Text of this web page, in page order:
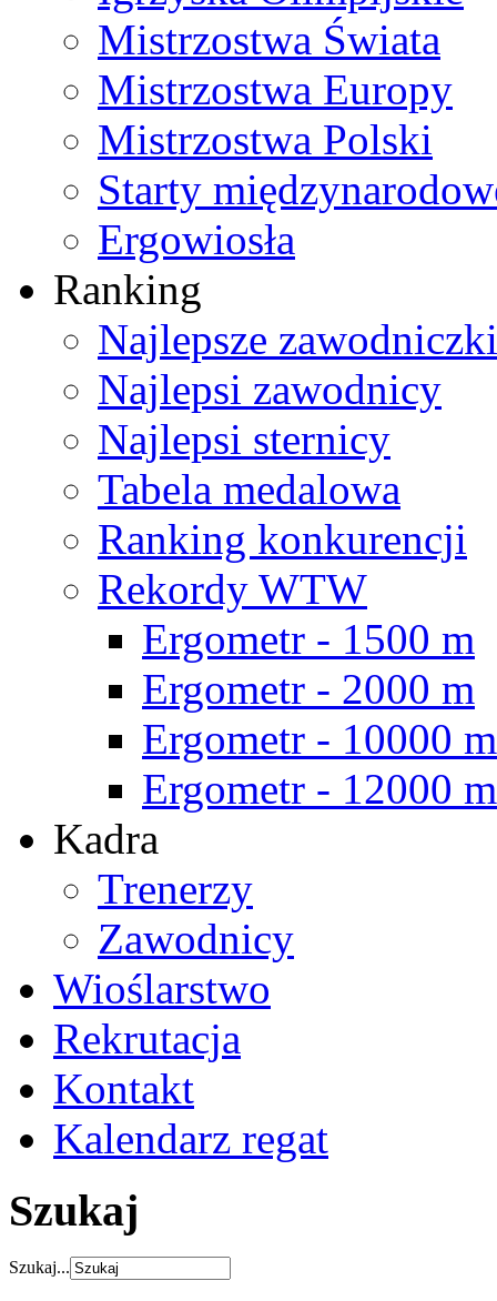
Mistrzostwa Świata
Mistrzostwa Europy
Mistrzostwa Polski
Starty
Ergowiosła
Ranking
Najlepsze zawodniczki
Najlepsi zawodnicy
Najlepsi sternicy
Tabela medalowa
Ranking konkurencji
Rekordy WTW
Ergometr - 1500 m
Ergometr - 2000 m
Ergometr - 10000 m
Ergometr - 12000 m
Kadra
Trenerzy
Zawodnicy
Wioślarstwo
Rekrutacja
Kontakt
Kalendarz regat
Szukaj
Szukaj...